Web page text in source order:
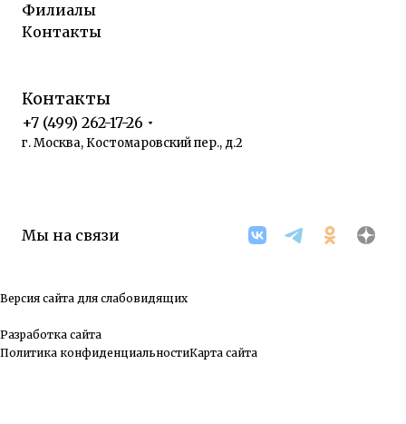
Филиалы
Контакты
Контакты
+7 (499) 262-17-26
г. Москва, Костомаровский пер., д.2
Мы на связи
Версия сайта для слабовидящих
Разработка сайта
Политика конфиденциальностиКарта сайта